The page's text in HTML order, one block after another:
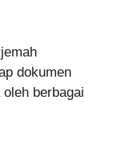
dokumen
berbagai